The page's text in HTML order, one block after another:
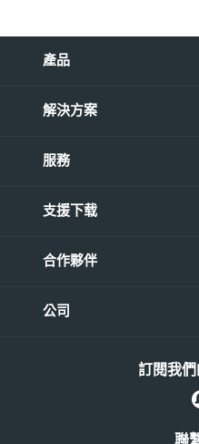
產品
解決方案
服務
支援下载
合作夥伴
公司
聯
訂閱我